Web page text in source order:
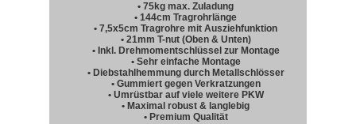
• 75kg max. Zuladung
• 144cm Tragrohrlänge
• 7,5x5cm Tragrohre mit Ausziehfunktion
• 21mm T-nut (Oben & Unten)
• Inkl. Drehmomentschlüssel zur Montage
• Sehr einfache Montage
• Diebstahlhemmung durch Metallschlösser
• Gummiert gegen Verkratzungen
• Umrüstbar auf viele weitere PKW
• Maximal robust & langlebig
• Premium Qualität